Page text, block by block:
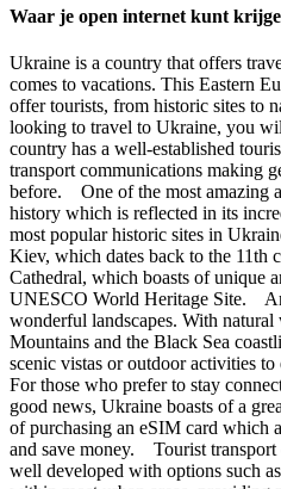
Waar je open internet kunt
Ukraine is a country that offers
comes to vacations. This Eastern
offer tourists, from historic sites to
looking to travel to Ukraine, you
country has a well-established
transport communications making
before. One of the most amazing
history which is reflected in its
most popular historic sites in
Kiev, which dates back to the 11th
Cathedral, which boasts of unique
UNESCO World Heritage Site.
wonderful landscapes. With
Mountains and the Black Sea
scenic vistas or outdoor activities
For those who prefer to stay
good news, Ukraine boasts of a
of purchasing an eSIM card which
and save money. Tourist
well developed with options such